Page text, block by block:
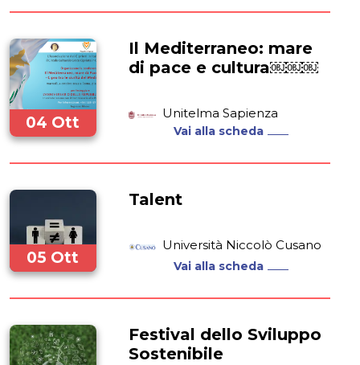
04 Ott
Il Mediterraneo: mare
di pace e cultura￼￼￼
Unitelma Sapienza
Vai alla scheda
05 Ott
Talent
Università Niccolò Cusano
Vai alla scheda
Festival dello Sviluppo
Sostenibile